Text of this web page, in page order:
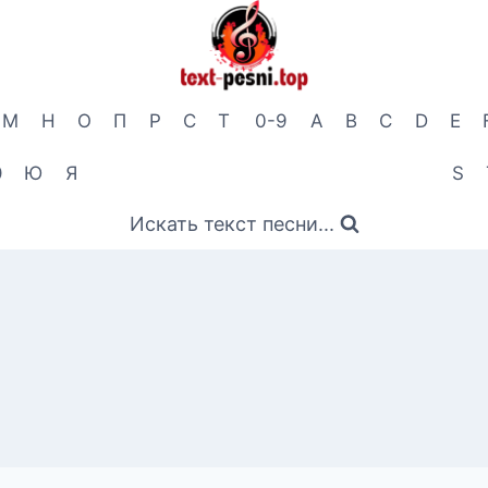
М Н О П Р С Т
Ю Я
0-9 A B C D E
S
Искать текст песни...